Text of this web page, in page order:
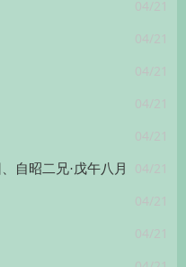
04/21
04/21
04/21
04/21
04/21
04/21
自昭二兄·戊午八月
04/21
04/21